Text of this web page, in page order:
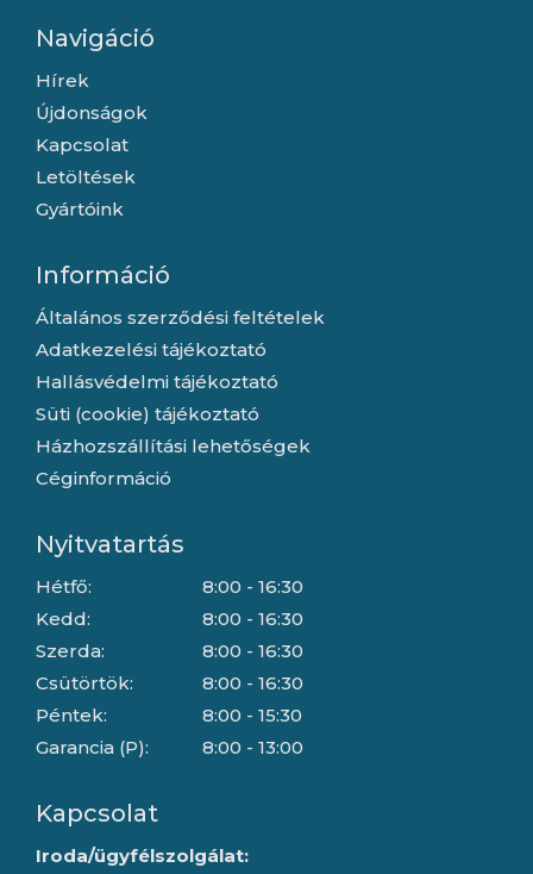
Navigáció
Hírek
Újdonságok
Kapcsolat
Letöltések
Gyártóink
Információ
Általános szerződési feltételek
Adatkezelési tájékoztató
Hallásvédelmi tájékoztató
Süti (cookie) tájékoztató
Házhozszállítási lehetőségek
Céginformáció
Nyitvatartás
Hétfő:
Kedd:
Szerda:
Csütörtök:
Péntek:
Garancia (P):
8:00 - 16:30
8:00 - 16:30
8:00 - 16:30
8:00 - 16:30
8:00 - 15:30
8:00 - 13:00
Kapcsolat
Iroda/ügyfélszolgálat: